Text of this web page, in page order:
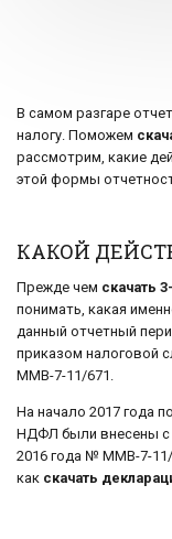
В самом разгаре
налогу. Поможем
рассмотрим, какие
этой формы
КАКОЙ
Прежде чем скачать
понимать, какая
данный отчетный
приказом налоговой
ММВ-7-11/671.
На начало 2017 года
НДФЛ были внесены с
2016 года № ММВ-7-11/
как скачать